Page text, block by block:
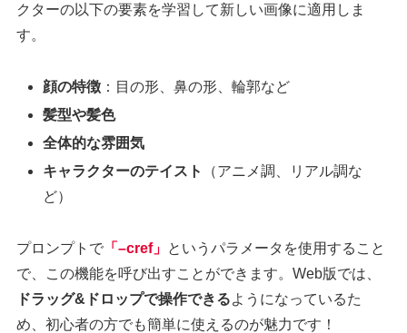
クターの以下の要素を学習して新しい画像に適用しま
す。
顔の特徴 ：目の形、鼻の形、輪郭など
髪型や髪色
全体的な雰囲気
キャラクターのテイスト
（アニメ調、リアル調な
ど）
プロンプトで 「–cref」 というパラメータを使用すること
で、この機能を呼び出すことができます。Web版では、
ドラッグ&ドロップで操作できるようになっているた
め、初心者の方でも簡単に使えるのが魅力です！